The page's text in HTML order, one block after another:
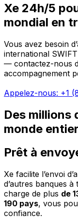
Xe 24h/5
mondial en
Vous avez besoin
international
— contactez-nous
accompagnement
Appelez-nous: +1
Des millions
monde
Prêt à
Xe facilite l’envoi
d’autres banques
charge de plus de
190 pays, vous
confiance.